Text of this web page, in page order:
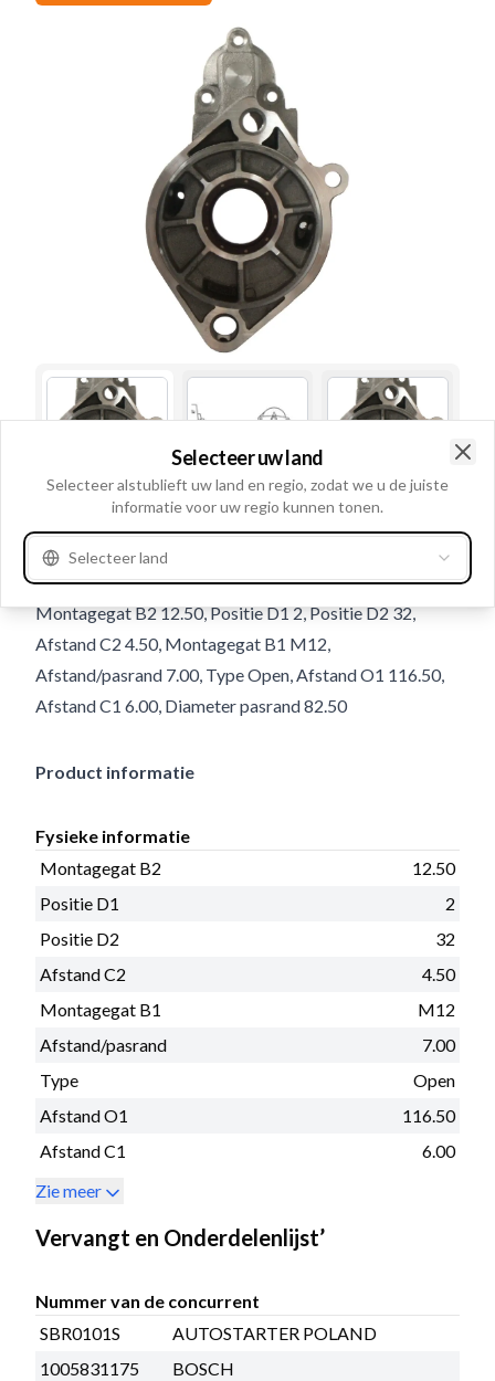
Gebruiksnummer234369
Details en beschrijving
Montagegat B2 12.50, Positie D1 2, Positie D2 32,
Afstand C2 4.50, Montagegat B1 M12,
Afstand/pasrand 7.00, Type Open, Afstand O1 116.50,
Afstand C1 6.00, Diameter pasrand 82.50
Product informatie
Fysieke informatie
Montagegat B2
12.50
Positie D1
2
Positie D2
32
Afstand C2
4.50
Montagegat B1
M12
Afstand/pasrand
7.00
Type
Open
Afstand O1
116.50
Afstand C1
6.00
Zie meer
Vervangt en Onderdelenlijst’
Nummer van de concurrent
SBR0101S
AUTOSTARTER POLAND
1005831175
BOSCH
Selecteer uw land
Selecteer alstublieft uw land en regio, zodat we u de juiste
informatie voor uw regio kunnen tonen.
Selecteer land